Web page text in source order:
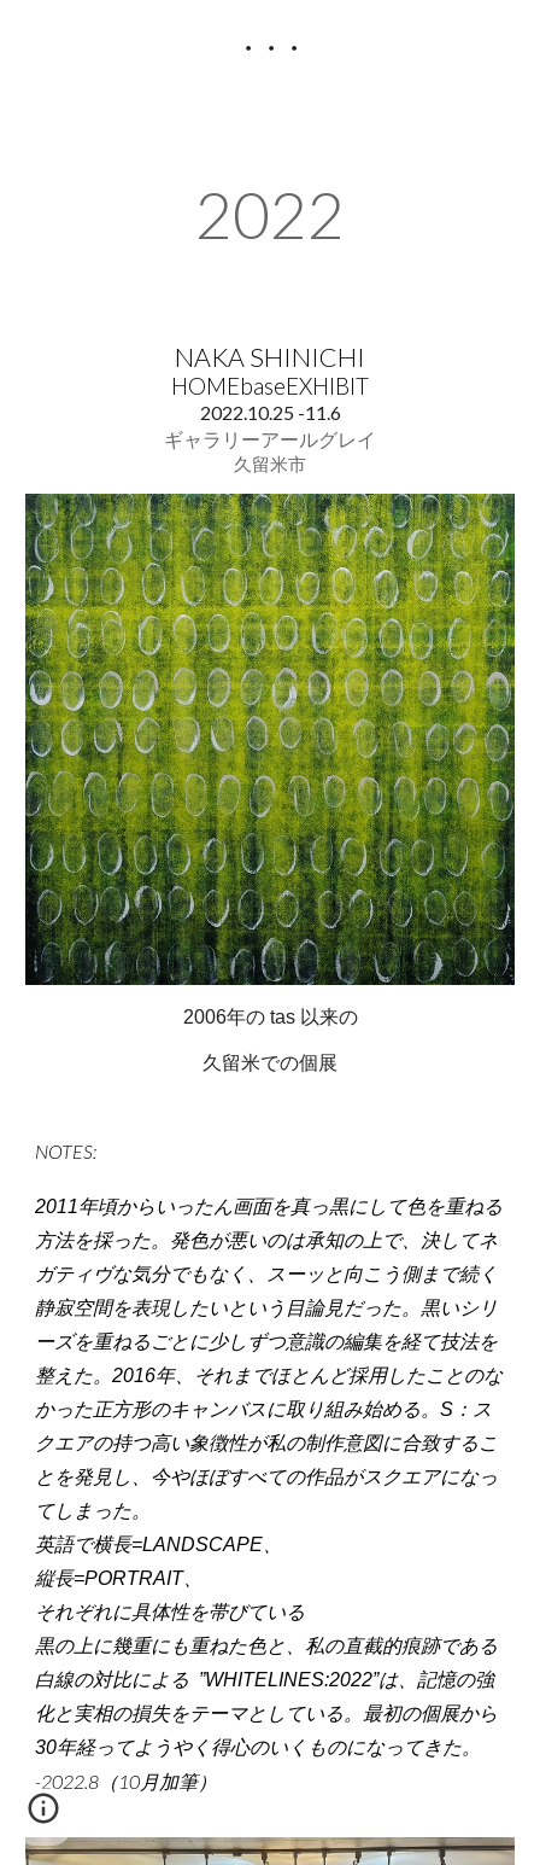
・・・
2022
NAKA SHINICHI
HOMEbaseEXHIBIT
2022.10.25 -11.6
ギャラリーアールグレイ
久留米市
2006年の tas 以来の
久留米での個展
NOTES:
2011年頃からいったん画面を真っ黒にして色を重ねる
方法を採った。発色が悪いのは承知の上で、決してネ
ガティヴな気分でもなく、スーッと向こう側まで続く
静寂空間を表現したいという目論見だった。黒いシリ
ーズを重ねるごとに少しずつ意識の編集を経て技法を
整えた。2016年、それまでほとんど採用したことのな
かった正方形のキャンバスに取り組み始める。S：ス
クエアの持つ高い象徴性が私の制作意図に合致するこ
とを発見し、今やほぼすべての作品がスクエアになっ
てしまった。
英語で横長=LANDSCAPE、
縦長=PORTRAIT、
それぞれに具体性を帯びている
黒の上に幾重にも重ねた色と、私の直截的痕跡である
白線の対比による ”WHITELINES:2022”は、記憶の強
化と実相の損失をテーマとしている。最初の個展から
30年経ってようやく得心のいくものになってきた。
-2022.8（10月加筆）